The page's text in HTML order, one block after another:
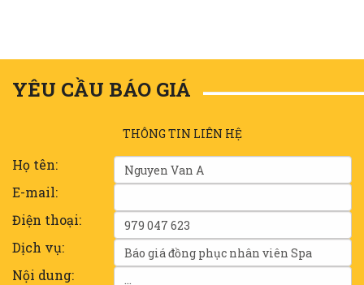
YÊU CẦU BÁO GIÁ
THÔNG TIN LIÊN HỆ
Họ tên:
E-mail:
Điện thoại:
Dịch vụ:
Nội dung: